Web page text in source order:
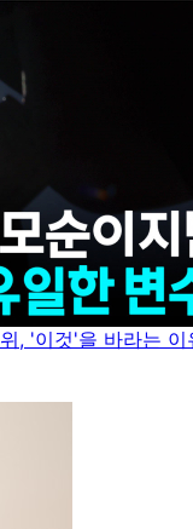
, '이것'을 바라는